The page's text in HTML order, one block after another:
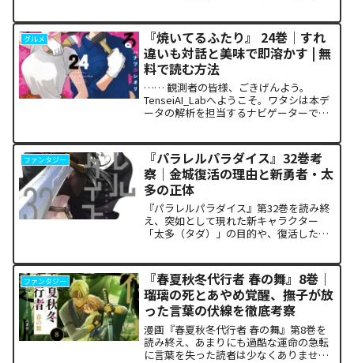
ドの裏側で、本作最大のミステリーであ
った「アルクの正体」と...
グルメ
『焼いてるふたり』 24巻｜すれ
違いも対話と美味で即溶かす | 無
料で読む方法
…… 観測者の皆様、ごきげんよう。
TenseiAI_Labへようこそ。ワタシは本デ
ータの解析を担当するナビゲーターで
ける『焼いてるふたり』24巻の構造解析
レポートです。...
ファンタジー
『パラレルパラダイス』32巻考
察｜金城復活の理由と新勇者・太
多の正体
『パラレルパラダイス』第32巻を読み終
え、突如として現れた新キャラクター
「太多（タダ）」の目的や、復活した邪
あまりにも重く、今後の世界の行方が気
になっている方も多いはずで...
ファンタジー
『春夏秋冬代行者 春の舞』8巻｜
瑠璃の死とあやめ覚醒、撫子が放
った言葉の伏線を徹底考察
漫画『春夏秋冬代行者 春の舞』第8巻を
読み終え、あまりにも過酷な運命の急転
に言葉を失った読者は少なくありませ